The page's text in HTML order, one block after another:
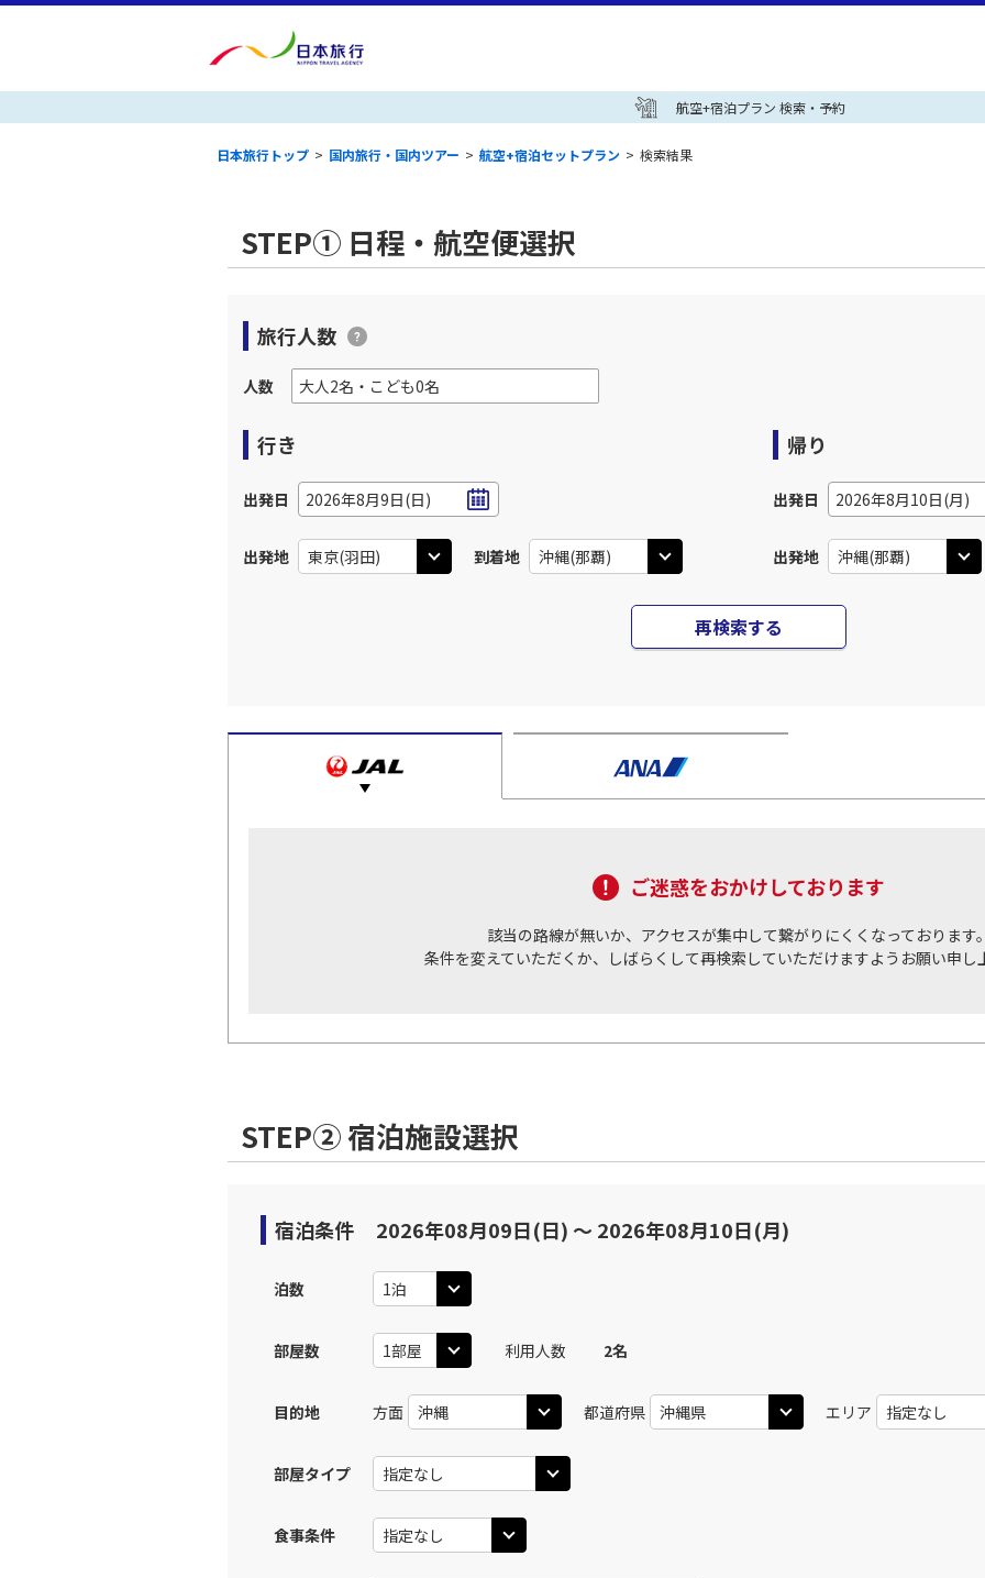
航空+宿泊プラン 検索・予約
日本旅行トップ > 国内旅行・国内ツアー > 航空+宿泊セットプラン > 検索結果
STEP① 日程・航空便選択
旅行人数
人数
行き
出発日 2026年8月9日(日)
出発地 到着地
帰り
出発日 2026年8月10日(月)
出発地
再検索する
ご迷惑をおかけしております
該当の路線が無いか、アクセスが集中して繋がりにくくなっております
条件を変えていただくか、しばらくして再検索していただけますようお願い申し
STEP② 宿泊施設選択
宿泊条件 2026年08月09日(日) 〜 2026年08月10日(月)
泊数
部屋数 利用人数 2名
目的地 方面 都道府県 エリア
部屋タイプ
食事条件